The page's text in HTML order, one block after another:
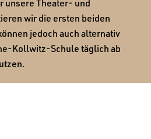
unsere Theater- und
wir die ersten beiden
jedoch auch alternativ
Kollwitz-Schule täglich ab